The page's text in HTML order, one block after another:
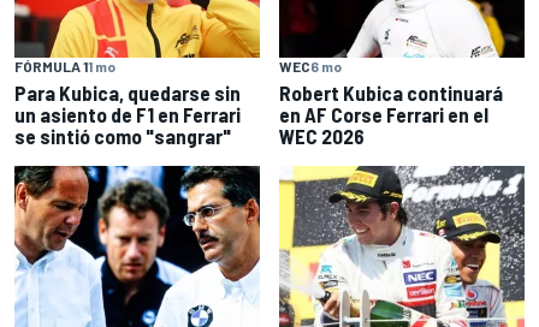
FÓRMULA 11 mo
Para Kubica, quedarse sin
un asiento de F1 en Ferrari
se sintió como "sangrar"
WEC6 mo
Robert Kubica continuará
en AF Corse Ferrari en el
WEC 2026